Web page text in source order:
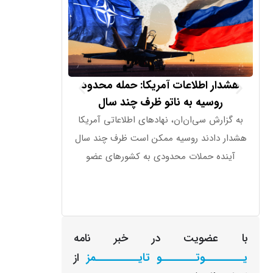
هشدار اطلاعات آمریکا: حمله محدود
روسیه به ناتو ظرف چند سال
به گزارش سی‌ان‌ان، نهادهای اطلاعاتی آمریکا
هشدار دادند روسیه ممکن است ظرف چند سال
آینده حملات محدودی به کشورهای عضو
با عضویت در خبر نامه
یـــــــــوتــــــــو تایــــــــــمز از